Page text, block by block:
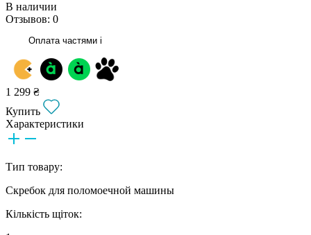
В наличии
Отзывов: 0
Оплата частями i
1 299 ₴
Купить
Характеристики
Тип товару:
Скребок для поломоечной машины
Кількість щіток: